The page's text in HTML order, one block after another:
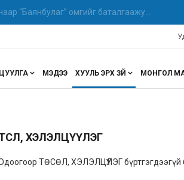
“Баянбулаг” омгийг баталгаажу...
МЭДЭЭ ХУУЛЬ ЭРХ ЗҮЙ МОНГОЛ
ХЭЛЭЛЦҮҮЛЭГ
ТӨСӨЛ, ХЭЛЭЛЦҮҮЛЭГ бүртгэгдээгүй